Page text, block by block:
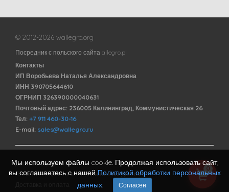
© 2012-2026 wallegro.org
Посредник с польского сайта allegro.pl
Контакты
ИП Воробьева Наталья Александровна
ИНН 390705644610
ОГРНИП 326390000040631
Почтовый адрес: 236005 Калининград, Коммунистическая 26
Тел: +7 911 460-30-16
E-mail: sales@wallegro.ru
Договор оферты
Политика обработки персональных данных
0
Мы используем файлы cookie. Продолжая использовать сайт,
вы соглашаетесь с нашей Политикой обработки персональных
данных
Согласен